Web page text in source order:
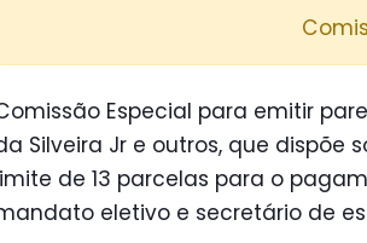
Especial para emitir
Silveira Jr e outros, que dispõe
de 13 parcelas para o
eletivo e secretário de